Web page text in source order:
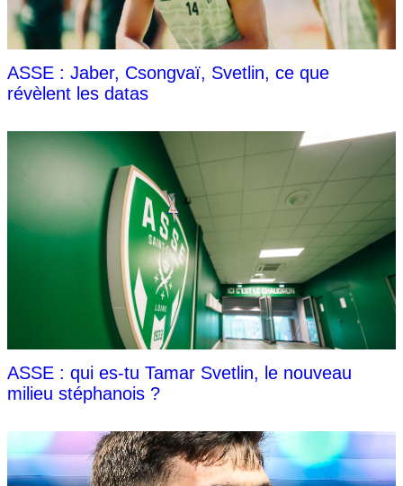
ASSE : Jaber, Csongvaï, Svetlin, ce que
révèlent les datas
ASSE : qui es-tu Tamar Svetlin, le nouveau
milieu stéphanois ?